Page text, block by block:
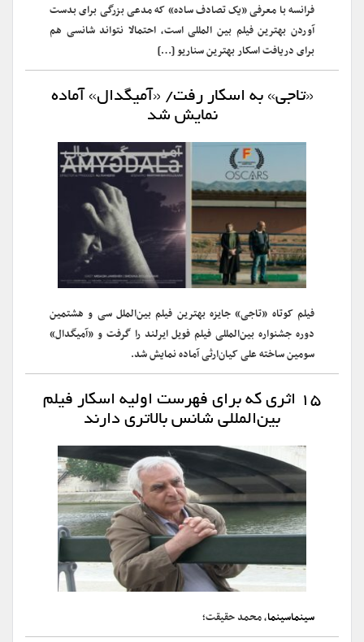
فرانسه با معرفی «یک تصادف ساده» که مدعی بزرگی برای بدست
آوردن بهترین فیلم بین المللی است، احتمالا نتواند شانسی هم
برای دریافت اسکار بهترین سناریو […]
«تاجی» به اسکار رفت/ «آمیگدال» آماده
نمایش شد
فیلم کوتاه «تاجی» جایزه بهترین فیلم بین‌الملل سی ‌و‌ هشتمین
دوره‌ جشنواره بین‌المللی فیلم فویل ایرلند را گرفت و «آمیگدال»
سومین ساخته علی کیان‌ارثی ‌آماده نمایش شد.
‌۱۵ اثری که برای فهرست اولیه اسکار فیلم
بین‌المللی شانس بالاتری دارند
سینماسینما، محمد حقیقت؛